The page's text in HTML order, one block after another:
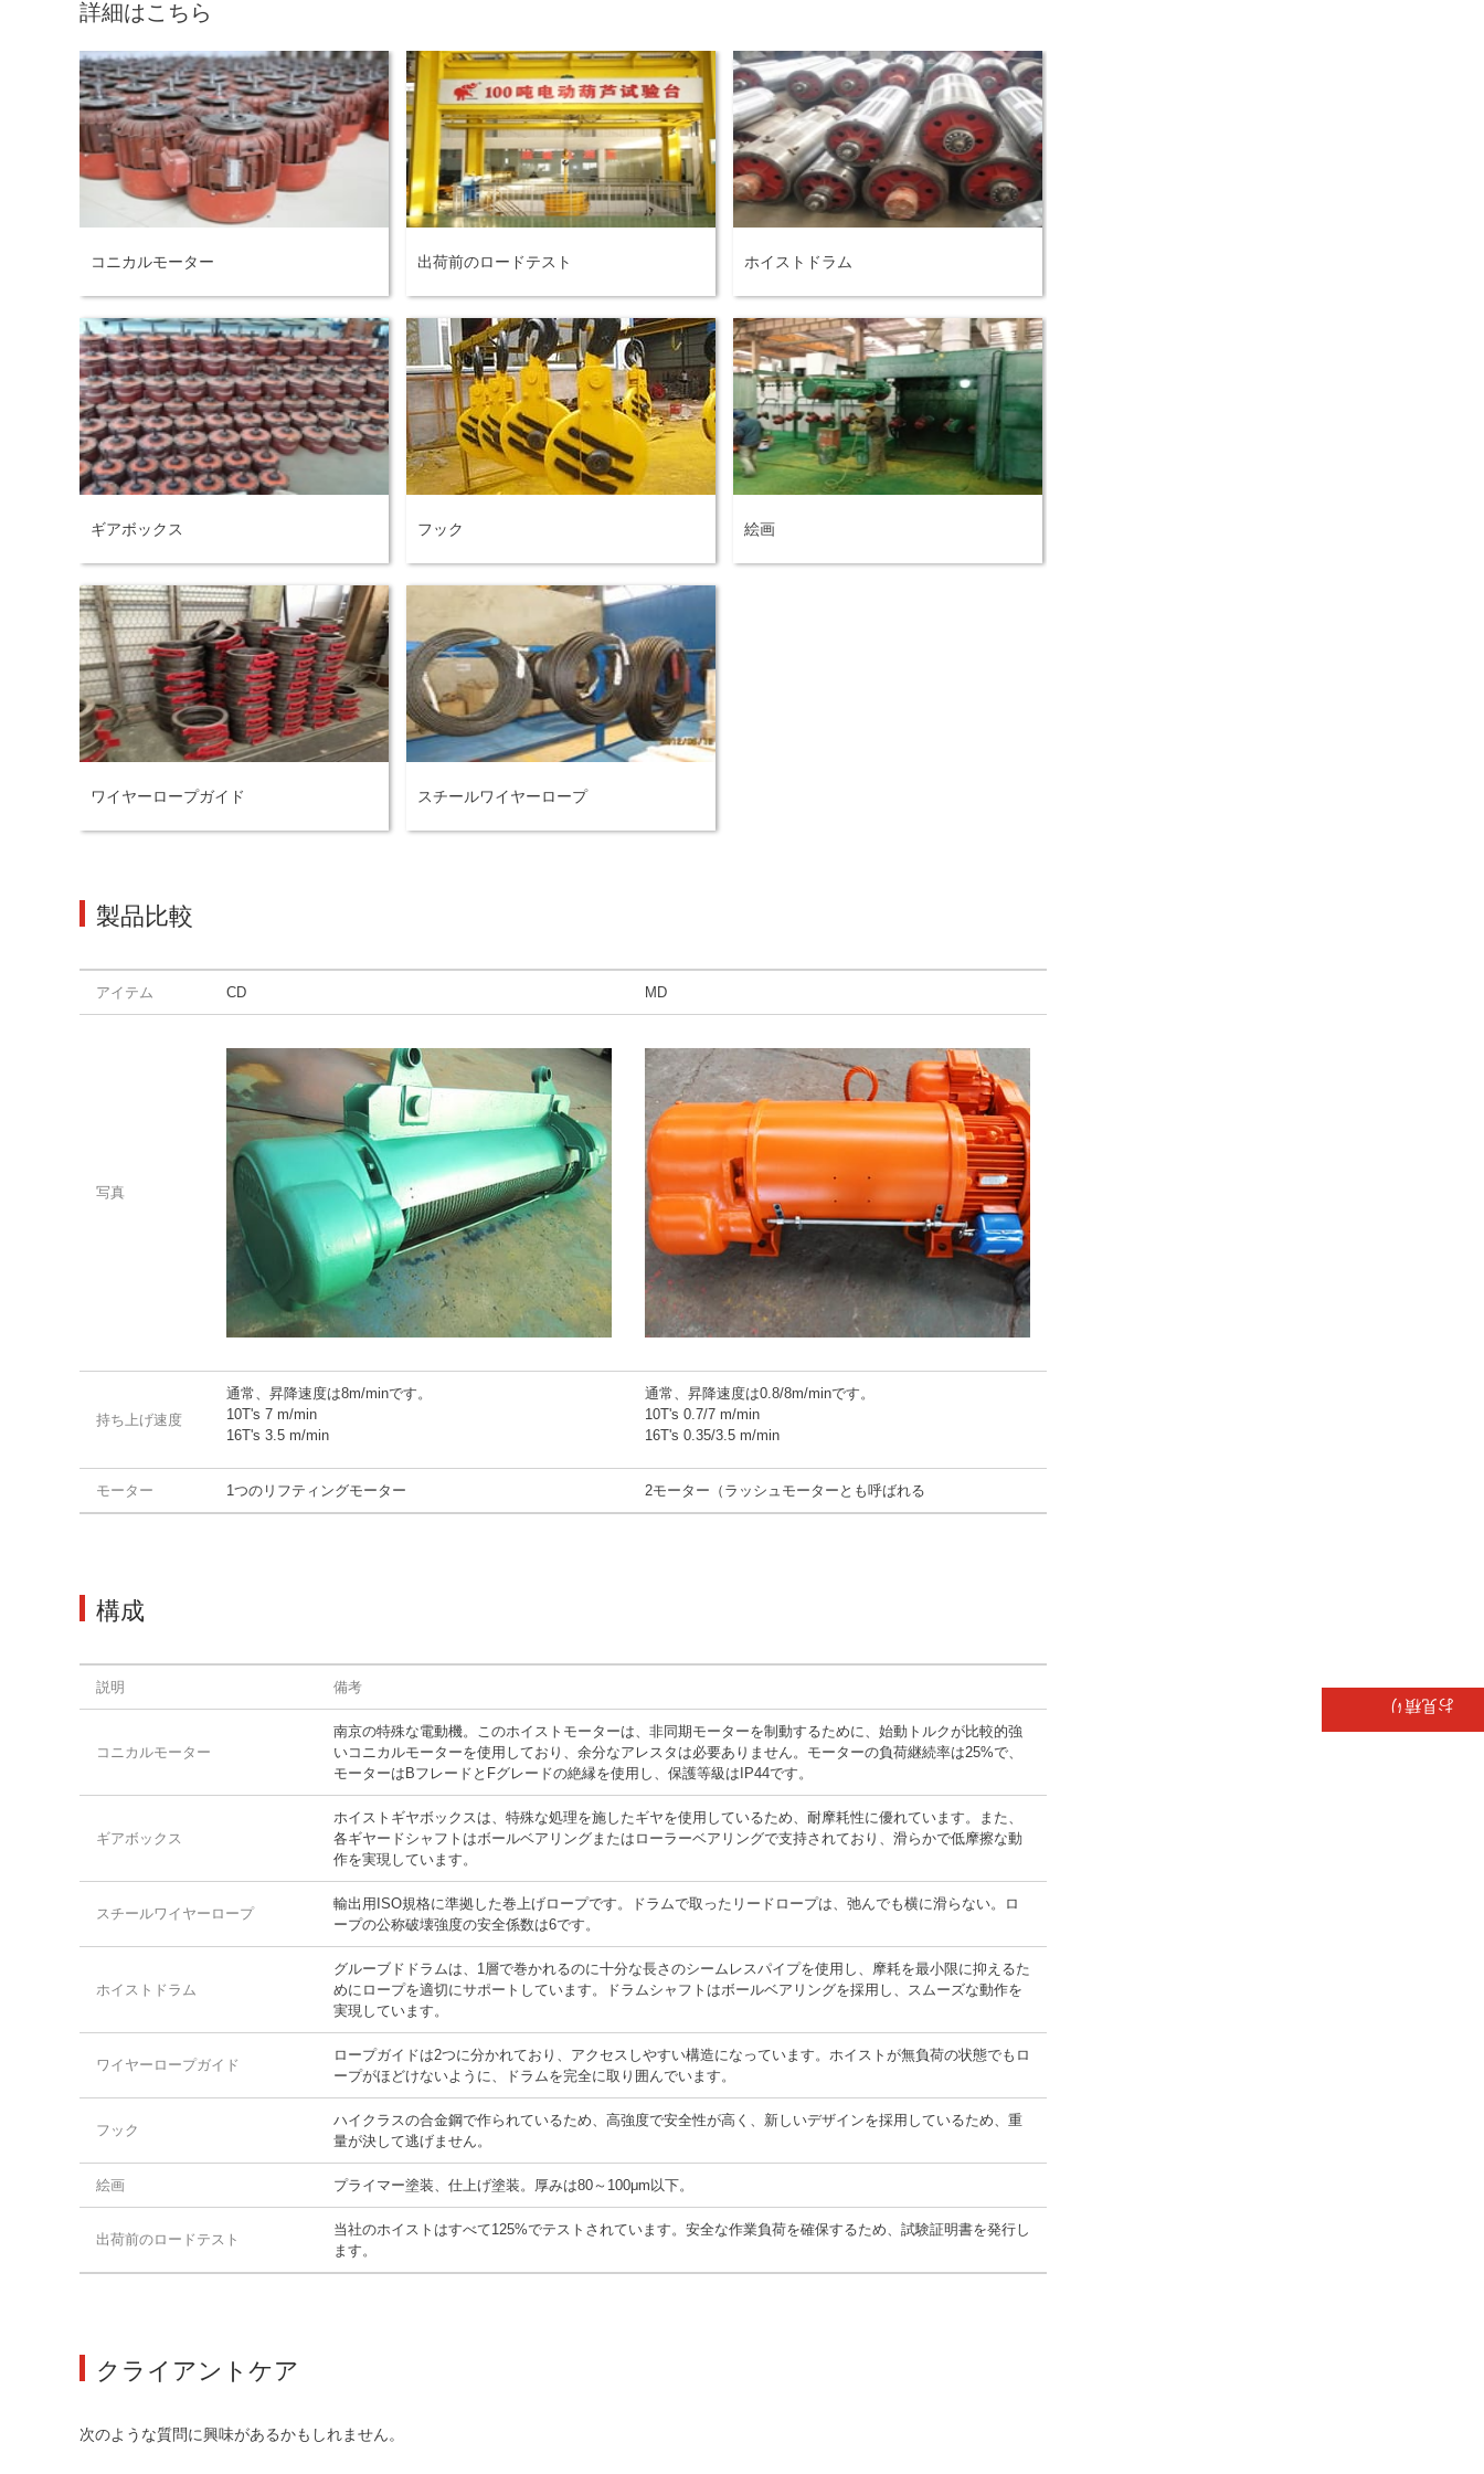
詳細はこちら
コニカルモーター 出荷前のロードテスト ホイストドラム
ギアボックス フック 絵画
ワイヤーロープガイド スチールワイヤーロープ
製品比較
アイテム CD MD
写真
持ち上げ速度
通常、昇降速度は8m/minです。
10T's 7 m/min
16T's 3.5 m/min
通常、昇降速度は0.8/8m/minです。
10T's 0.7/7 m/min
16T's 0.35/3.5 m/min
モーター 1つのリフティングモーター 2モーター（ラッシュモーターとも呼ばれる
構成
説明 備考
コニカルモーター
南京の特殊な電動機。このホイストモーターは、非同期モーターを制動するために、始動トルクが比較的強
いコニカルモーターを使用しており、余分なアレスタは必要ありません。モーターの負荷継続率は25%で、
モーターはBフレードとFグレードの絶縁を使用し、保護等級はIP44です。
ギアボックス
ホイストギヤボックスは、特殊な処理を施したギヤを使用しているため、耐摩耗性に優れています。また、
各ギヤードシャフトはボールベアリングまたはローラーベアリングで支持されており、滑らかで低摩擦な動
作を実現しています。
スチールワイヤーロープ
輸出用ISO規格に準拠した巻上げロープです。ドラムで取ったリードロープは、弛んでも横に滑らない。ロ
ープの公称破壊強度の安全係数は6です。
ホイストドラム
グルーブドドラムは、1層で巻かれるのに十分な長さのシームレスパイプを使用し、摩耗を最小限に抑えるた
めにロープを適切にサポートしています。ドラムシャフトはボールベアリングを採用し、スムーズな動作を
実現しています。
ワイヤーロープガイド
ロープガイドは2つに分かれており、アクセスしやすい構造になっています。ホイストが無負荷の状態でもロ
ープがほどけないように、ドラムを完全に取り囲んでいます。
フック
ハイクラスの合金鋼で作られているため、高強度で安全性が高く、新しいデザインを採用しているため、重
量が決して逃げません。
絵画 プライマー塗装、仕上げ塗装。厚みは80～100μm以下。
出荷前のロードテスト
当社のホイストはすべて125%でテストされています。 安全な作業負荷を確保するため、試験証明書を発行し
ます。
クライアントケア
次のような質問に興味があるかもしれません。
お見積り